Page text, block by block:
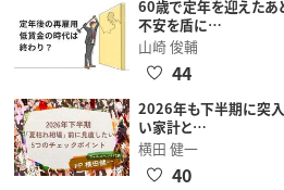
60歳で定年を迎えた
不安を盾に…
山崎 俊輔
44
2026年も下半期に突入
い家計と…
横田 健一
40